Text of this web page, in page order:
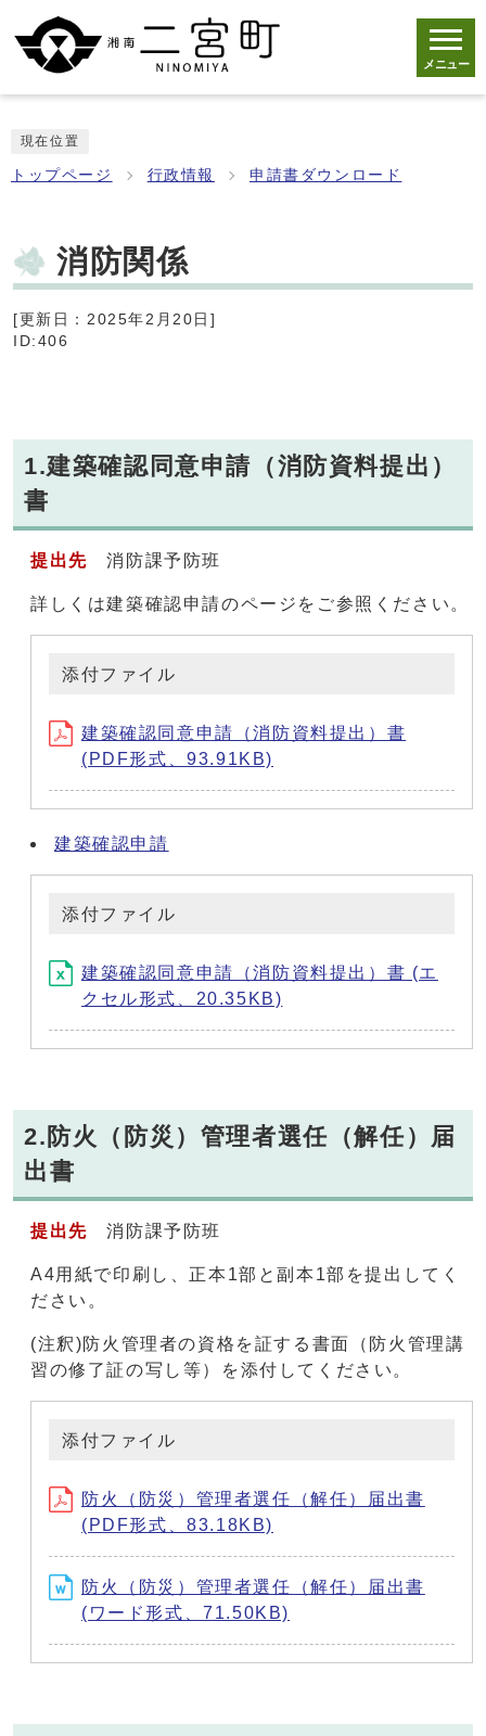
メニュー
現在位置
トップページ 行政情報 申請書ダウンロード
消防関係
[更新日：2025年2月20日]
ID:406
1.建築確認同意申請（消防資料提出）
書
提出先消防課予防班
詳しくは建築確認申請のページをご参照ください。
添付ファイル
建築確認同意申請（消防資料提出）書
(PDF形式、93.91KB)
建築確認申請
添付ファイル
建築確認同意申請（消防資料提出）書 (エ
クセル形式、20.35KB)
2.防火（防災）管理者選任（解任）届
出書
提出先消防課予防班
A4用紙で印刷し、正本1部と副本1部を提出してく
ださい。
(注釈)防火管理者の資格を証する書面（防火管理講
習の修了証の写し等）を添付してください。
添付ファイル
防火（防災）管理者選任（解任）届出書
(PDF形式、83.18KB)
防火（防災）管理者選任（解任）届出書
(ワード形式、71.50KB)